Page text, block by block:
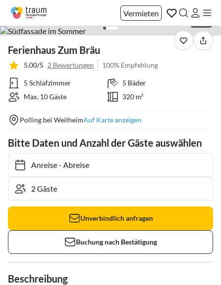
Vermieten
Ferienhaus Zum Bräu
5.00/5 2 Bewertungen 100% Empfehlung
5 Schlafzimmer
5 Bäder
Max. 10 Gäste
320 m²
Polling bei WeilheimAuf Karte anzeigen
Bitte Daten und Anzahl der Gäste auswählen
Anreise- Abreise
Unverbindlich anfragen
Buchung nach Bestätigung
Beschreibung